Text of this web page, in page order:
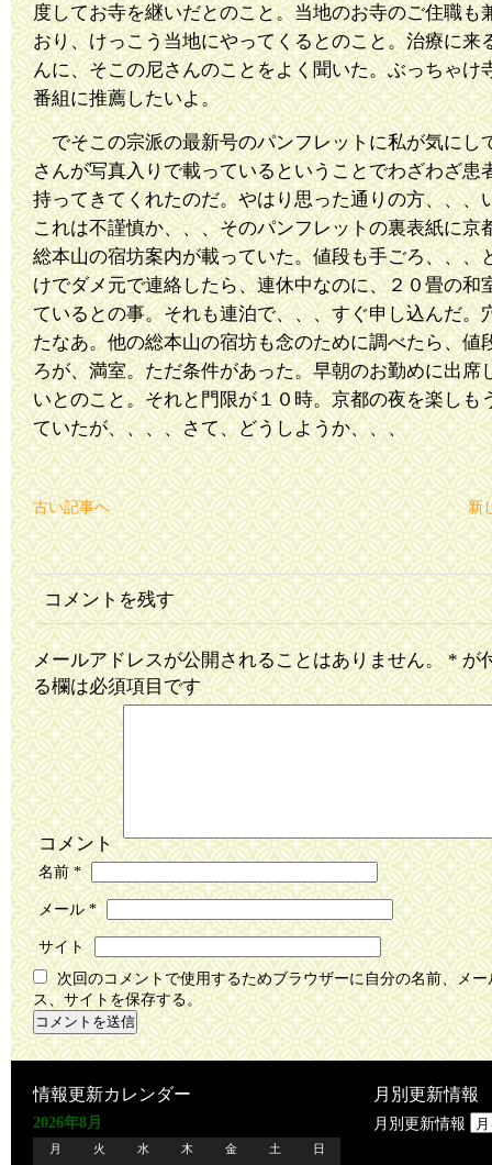
度してお寺を継いだとのこと。当地のお寺のご住職も
おり、けっこう当地にやってくるとのこと。治療に来
んに、そこの尼さんのことをよく聞いた。ぶっちゃけ
番組に推薦したいよ。
でそこの宗派の最新号のパンフレットに私が気にし
さんが写真入りで載っているということでわざわざ患
持ってきてくれたのだ。やはり思った通りの方、、、
これは不謹慎か、、、そのパンフレットの裏表紙に京
総本山の宿坊案内が載っていた。値段も手ごろ、、、
けでダメ元で連絡したら、連休中なのに、２０畳の和
ているとの事。それも連泊で、、、すぐ申し込んだ。
たなあ。他の総本山の宿坊も念のために調べたら、値
ろが、満室。ただ条件があった。早朝のお勤めに出席
いとのこと。それと門限が１０時。京都の夜を楽しも
ていたが、、、、さて、どうしようか、、、
古い記事へ 新
コメントを残す
メールアドレスが公開されることはありません。 *が
る欄は必須項目です
コメント
名前*
メール*
サイト
次回のコメントで使用するためブラウザーに自分の名前、メー
ス、サイトを保存する。
情報更新カレンダー
2026年8月
月 火 水 木 金 土 日
月別更新情報
月別更新情報